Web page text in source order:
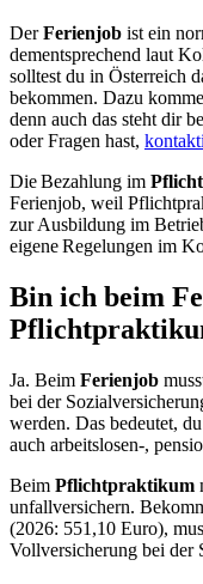
DerFerienjob ist ein
dementsprechend laut
solltest du in Österreich
bekommen. Dazu
denn auch das steht dir
oder Fragen hast,
Die Bezahlung im
Ferienjob, weil
zur Ausbildung im
eigene Regelungen im
Bin ich beim
Ja. Beim Ferienjob
bei der
werden. Das bedeutet,
auch arbeitslosen-,
Beim Pflichtpraktikum
unfallversichern.
(2026: 551,10 Euro),
Vollversicherung bei der